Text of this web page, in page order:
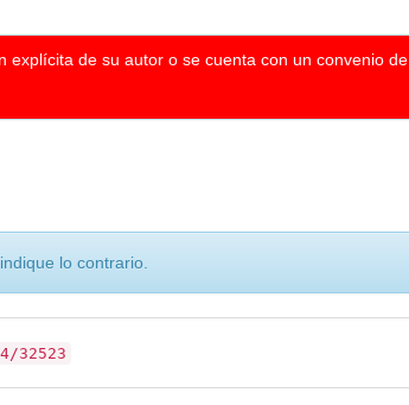
explícita de su autor o se cuenta con un convenio de
lo contrario.
32523